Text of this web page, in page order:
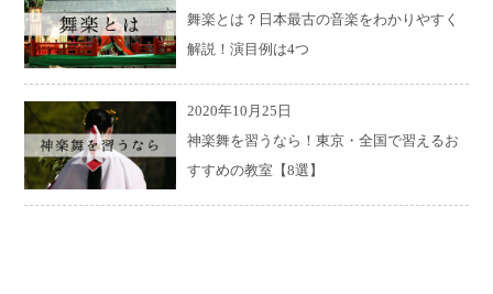
舞楽とは？日本最古の音楽をわかりやすく
解説！演目例は4つ
2020年10月25日
神楽舞を習うなら！東京・全国で習えるお
すすめの教室【8選】